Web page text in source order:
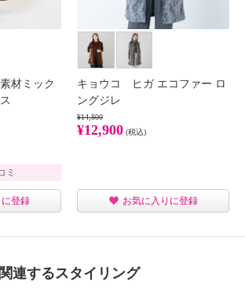
材ミック
ミ
登録
キョウコ ヒガ エコファー ロ
ングジレ
¥14,800
¥12,900 (税込)
お気に入りに登録
関連するスタイリング